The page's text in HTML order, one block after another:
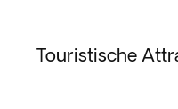
Touristische